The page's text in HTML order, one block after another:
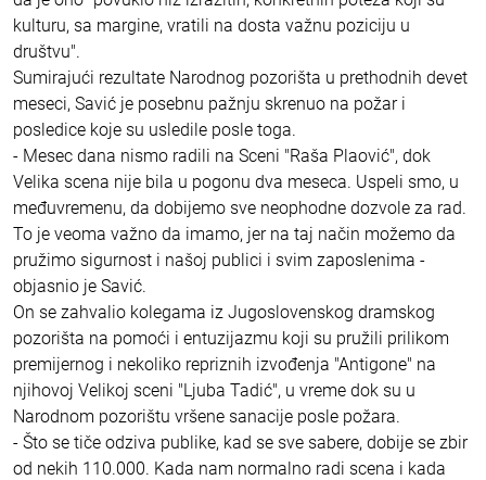
kulturu, sa margine, vratili na dosta važnu poziciju u
društvu".
Sumirajući rezultate Narodnog pozorišta u prethodnih devet
meseci, Savić je posebnu pažnju skrenuo na požar i
posledice koje su usledile posle toga.
- Mesec dana nismo radili na Sceni "Raša Plaović", dok
Velika scena nije bila u pogonu dva meseca. Uspeli smo, u
međuvremenu, da dobijemo sve neophodne dozvole za rad.
To je veoma važno da imamo, jer na taj način možemo da
pružimo sigurnost i našoj publici i svim zaposlenima -
objasnio je Savić.
On se zahvalio kolegama iz Jugoslovenskog dramskog
pozorišta na pomoći i entuzijazmu koji su pružili prilikom
premijernog i nekoliko repriznih izvođenja "Antigone" na
njihovoj Velikoj sceni "Ljuba Tadić", u vreme dok su u
Narodnom pozorištu vršene sanacije posle požara.
- Što se tiče odziva publike, kad se sve sabere, dobije se zbir
od nekih 110.000. Kada nam normalno radi scena i kada